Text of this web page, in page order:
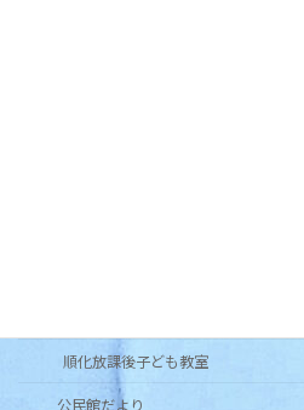
順化放課後子ども教室
公民館だより